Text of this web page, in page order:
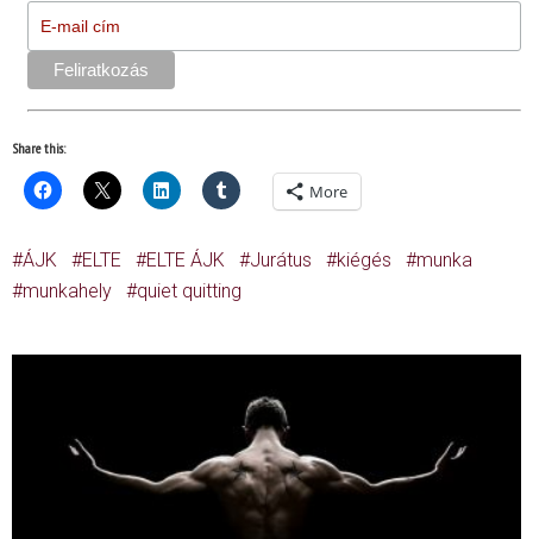
Share this:
More
ÁJK ELTE ELTE ÁJK Jurátus kiégés
munka
munkahely
quiet quitting